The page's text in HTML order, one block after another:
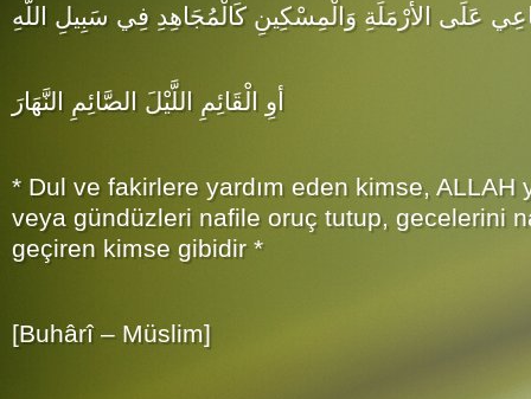
عَلَى الأرْمَلَةِ وَالْمِسْكِينِ كَالْمُجَاهِدِ فِي سَبِيلِ اللَّهِ
أوِ الْقَائِمِ اللَّيْلَ الصَّائِمِ النَّهَارَ
* Dul ve fakirlere yardım eden kimse, ALLAH
veya gündüzleri nafile oruç tutup, gecelerini
geçiren kimse gibidir *
[Buhârî – Müslim]